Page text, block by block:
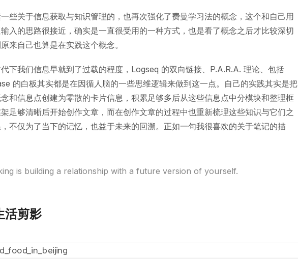
些关于信息获取与知识管理的，也再次强化了费曼学习法的概念，这个和自己用
入的思路很接近，确实是一直很受用的一种方式，也是看了概念之后才比较深切
来自己也算是在实践这个概念。
下我们信息早就到了过载的程度，Logseq 的双向链接、P.A.R.A. 理论、包括
的白板其实都是在因循人脑的一些思维逻辑来做到这一点。自己的实践其实是把
和信息点创建为零散的卡片信息，积累足够多后从这些信息点中分模块和整理框
足够清晰后开始创作文章，而在创作文章的过程中也重新梳理这些知识与它们之
不仅为了当下的记忆，也益于未来的回溯。正如一句我很喜欢的关于笔记的描
is building a relationship with a future version of yourself.
活剪影